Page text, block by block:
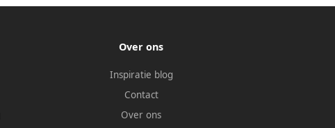
Over ons
Inspiratie blog
Contact
Over ons